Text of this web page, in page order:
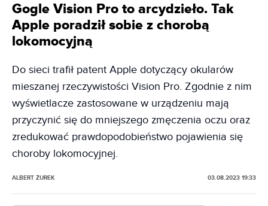
Gogle Vision Pro to arcydzieło. Tak
Apple poradził sobie z chorobą
lokomocyjną
Do sieci trafił patent Apple dotyczący okularów
mieszanej rzeczywistości Vision Pro. Zgodnie z nim
wyświetlacze zastosowane w urządzeniu mają
przyczynić się do mniejszego zmęczenia oczu oraz
zredukować prawdopodobieństwo pojawienia się
choroby lokomocyjnej.
ALBERT ŻUREK 03.08.2023 19:33